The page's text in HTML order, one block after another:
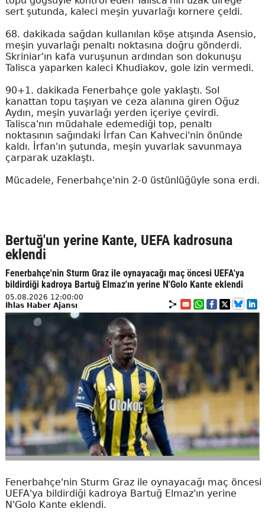
sert şutunda, kaleci meşin yuvarlağı kornere çeldi.
68. dakikada sağdan kullanılan köşe atışında Asensio,
meşin yuvarlağı penaltı noktasına doğru gönderdi.
Skriniar'ın kafa vuruşunun ardından son dokunuşu
Talisca yaparken kaleci Khudiakov, gole izin vermedi.
90+1. dakikada Fenerbahçe gole yaklaştı. Sol
kanattan topu taşıyan ve ceza alanına giren Oğuz
Aydın, meşin yuvarlağı yerden içeriye çevirdi.
Talisca'nın müdahale edemediği top, penaltı
noktasının sağındaki İrfan Can Kahveci'nin önünde
kaldı. İrfan'ın şutunda, meşin yuvarlak savunmaya
çarparak uzaklaştı.
Mücadele, Fenerbahçe'nin 2-0 üstünlüğüyle sona erdi.
Bertuğ'un yerine Kante, UEFA kadrosuna
eklendi
Fenerbahçe'nin Sturm Graz ile oynayacağı maç öncesi UEFA'ya
bildirdiği kadroya Bartuğ Elmaz'ın yerine N'Golo Kante eklendi
05.08.2026 12:00:00
İhlas Haber Ajansı
Fenerbahçe'nin Sturm Graz ile oynayacağı maç öncesi
UEFA'ya bildirdiği kadroya Bartuğ Elmaz'ın yerine
N'Golo Kante eklendi.